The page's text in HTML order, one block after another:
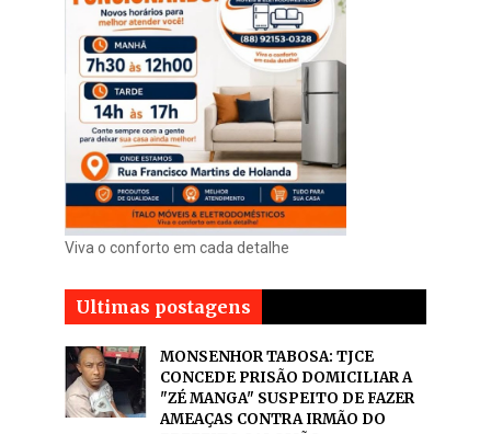
Viva o conforto em cada detalhe
Ultimas postagens
MONSENHOR TABOSA: TJCE
CONCEDE PRISÃO DOMICILIAR A
"ZÉ MANGA" SUSPEITO DE FAZER
AMEAÇAS CONTRA IRMÃO DO